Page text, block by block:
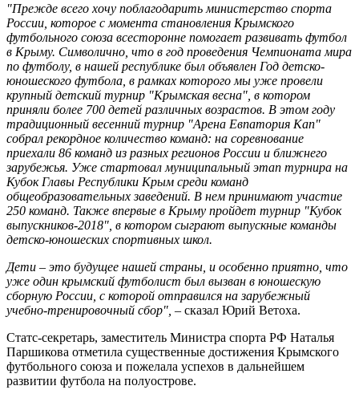
"Прежде всего хочу поблагодарить министерство спорта
России, которое с момента становления Крымского
футбольного союза всесторонне помогает развивать футбол
в Крыму. Символично, что в год проведения Чемпионата мира
по футболу, в нашей республике был объявлен Год детско-
юношеского футбола, в рамках которого мы уже провели
крупный детский турнир "Крымская весна", в котором
приняли более 700 детей различных возрастов. В этом году
традиционный весенний турнир "Арена Евпатория Кап"
собрал рекордное количество команд: на соревнование
приехали 86 команд из разных регионов России и ближнего
зарубежья. Уже стартовал муниципальный этап турнира на
Кубок Главы Республики Крым среди команд
общеобразовательных заведений. В нем принимают участие
250 команд. Также впервые в Крыму пройдет турнир "Кубок
выпускников-2018", в котором сыграют выпускные команды
детско-юношеских спортивных школ.
Дети – это будущее нашей страны, и особенно приятно, что
уже один крымский футболист был вызван в юношескую
сборную России, с которой отправился на зарубежный
учебно-тренировочный сбор", – сказал Юрий Ветоха.
Cтатс-секретарь, заместитель Министра спорта РФ Наталья
Паршикова отметила существенные достижения Крымского
футбольного союза и пожелала успехов в дальнейшем
развитии футбола на полуострове.